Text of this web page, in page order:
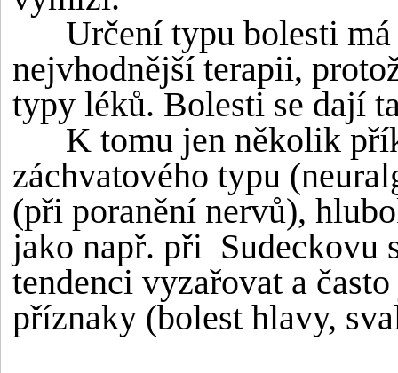
Určení typu bolesti má
nejvhodnější terapii,
typy léků. Bolesti se dají
K tomu jen několik
záchvatového typu
(při poranění nervů),
jako např. při Sudeckovu
tendenci vyzařovat a
příznaky (bolest hlavy,